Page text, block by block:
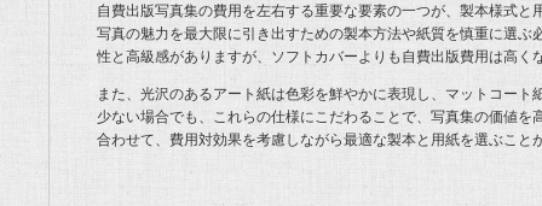
自費出版写真集の費用を左右する重要な要素の一つが、製本様式
写真の魅力を最大限に引き出すための製本方法や紙質を慎重に選
性と高級感がありますが、ソフトカバーよりも自費出版費用は高く
また、光沢のあるアート紙は色彩を鮮やかに表現し、マットコー
少ない場合でも、これらの仕様にこだわることで、写真集の価値
合わせて、費用対効果を考慮しながら最適な製本と用紙を選ぶこ